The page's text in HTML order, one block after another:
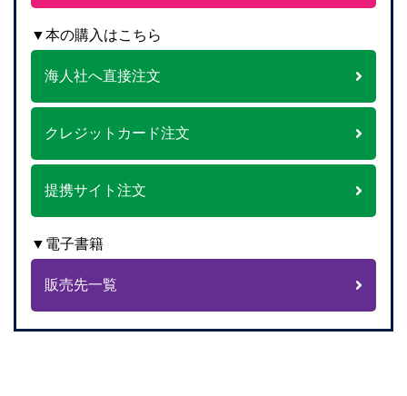
▼本の購入はこちら
海人社へ直接注文
クレジットカード注文
提携サイト注文
▼電子書籍
販売先一覧